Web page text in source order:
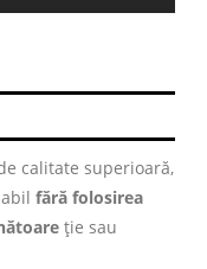
calitate superioară,
fără folosirea
ție sau